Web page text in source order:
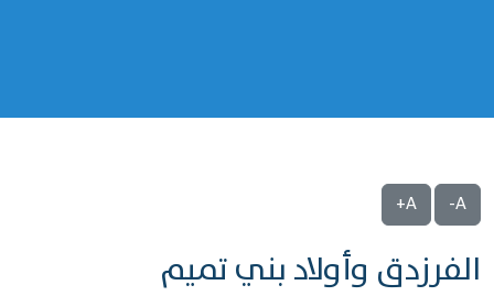
A-
A+
الفرزدق وأولاد بني تميم